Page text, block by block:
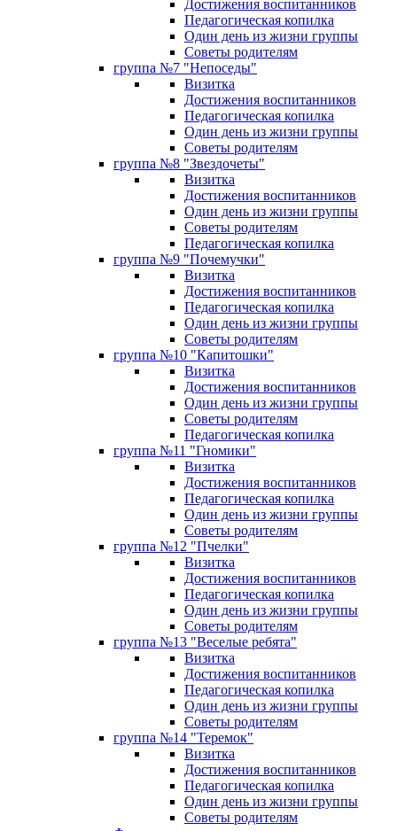
Достижения воспитанников
Педагогическая копилка
Один день из жизни группы
Советы родителям
группа №7 "Непоседы"
Визитка
Достижения воспитанников
Педагогическая копилка
Один день из жизни группы
Советы родителям
группа №8 "Звездочеты"
Визитка
Достижения воспитанников
Один день из жизни группы
Советы родителям
Педагогическая копилка
группа №9 "Почемучки"
Визитка
Достижения воспитанников
Педагогическая копилка
Один день из жизни группы
Советы родителям
группа №10 "Капитошки"
Визитка
Достижения воспитанников
Один день из жизни группы
Советы родителям
Педагогическая копилка
группа №11 "Гномики"
Визитка
Достижения воспитанников
Педагогическая копилка
Один день из жизни группы
Советы родителям
группа №12 "Пчелки"
Визитка
Достижения воспитанников
Педагогическая копилка
Один день из жизни группы
Советы родителям
группа №13 "Веселые ребята"
Визитка
Достижения воспитанников
Педагогическая копилка
Один день из жизни группы
Советы родителям
группа №14 "Теремок"
Визитка
Достижения воспитанников
Педагогическая копилка
Один день из жизни группы
Советы родителям